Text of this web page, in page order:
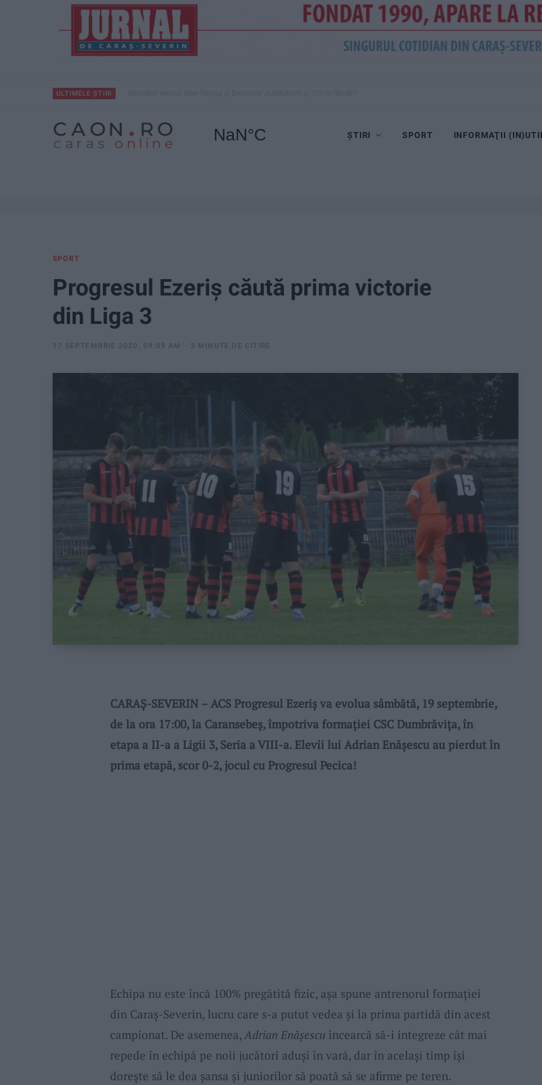
ULTIMELE ȘTIRI
ȘTIRI SPORT INFORMAŢII
SPORT
Progresul Ezeriș căută prima victorie
din Liga 3
17 SEPTEMBRIE 2020, 09:09 AM 3 MINUTE DE CITIRE
CARAȘ-SEVERIN – ACS Progresul Ezeriș va evolua sâmbătă, 19 septembrie,
de la ora 17:00, la Caransebeș, împotriva formației CSC Dumbrăvița, în
etapa a II-a a Ligii 3, Seria a VIII-a. Elevii lui Adrian Enășescu au pierdut în
prima etapă, scor 0-2, jocul cu Progresul Pecica!
Echipa nu este încă 100% pregătită fizic, așa spune antrenorul formației
din Caraș-Severin, lucru care s-a putut vedea și la prima partidă din acest
campionat. De asemenea, Adrian Enășescu încearcă să-i integreze cât mai
repede în echipă pe noii jucători aduși în vară, dar în același timp își
dorește să le dea șansa și juniorilor să poată să se afirme pe teren.